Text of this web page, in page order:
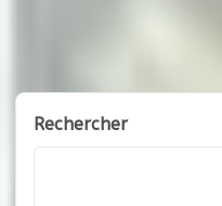
Rechercher